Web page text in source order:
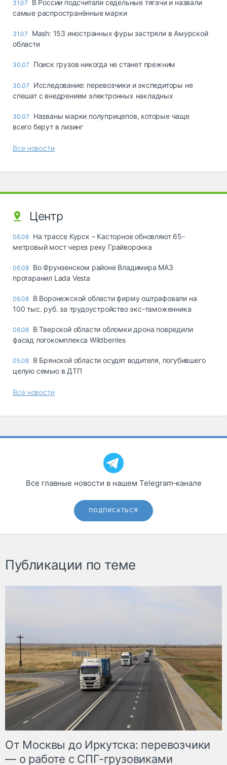
31.07
В России подсчитали седельные тягачи и назвали
самые распространённые марки
31.07
Mash: 153 иностранных фуры застряли в Амурской
области
30.07 Поиск грузов никогда не станет прежним
30.07
Исследование: перевозчики и экспедиторы не
спешат с внедрением электронных накладных
30.07
Названы марки полуприцепов, которые чаще
всего берут в лизинг
Все новости
Центр
06.08 На трассе Курск – Касторное обновляют 65-
метровый мост через реку Грайворонка
06.08 Во Фрунзенском районе Владимира МАЗ
протаранил Lada Vesta
06.08 В Воронежской области фирму оштрафовали на
100 тыс. руб. за трудоустройство экс-таможенника
06.08 В Тверской области обломки дрона повредили
фасад логокомплекса Wildberries
05.08 В Брянской области осудят водителя, погубившего
целую семью в ДТП
Все новости
Все главные новости в нашем Telegram‑канале
ПОДПИСАТЬСЯ
Публикации по теме
От Москвы до Иркутска: перевозчики
— о работе с СПГ-грузовиками